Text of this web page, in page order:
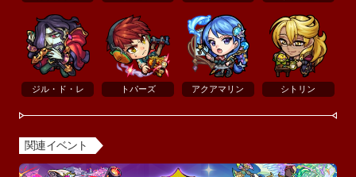
ジル・ド・レ トパーズ アクアマリン シトリン
関連イベント